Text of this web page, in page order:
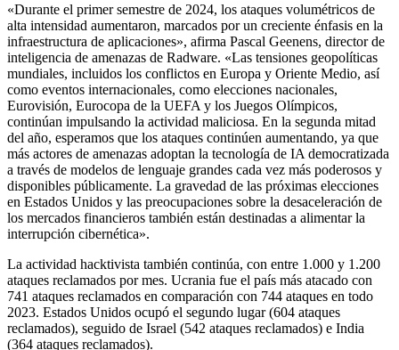
«Durante el primer semestre de 2024, los ataques volumétricos de
alta intensidad aumentaron, marcados por un creciente énfasis en la
infraestructura de aplicaciones», afirma Pascal Geenens, director de
inteligencia de amenazas de Radware. «Las tensiones geopolíticas
mundiales, incluidos los conflictos en Europa y Oriente Medio, así
como eventos internacionales, como elecciones nacionales,
Eurovisión, Eurocopa de la UEFA y los Juegos Olímpicos,
continúan impulsando la actividad maliciosa. En la segunda mitad
del año, esperamos que los ataques continúen aumentando, ya que
más actores de amenazas adoptan la tecnología de IA democratizada
a través de modelos de lenguaje grandes cada vez más poderosos y
disponibles públicamente. La gravedad de las próximas elecciones
en Estados Unidos y las preocupaciones sobre la desaceleración de
los mercados financieros también están destinadas a alimentar la
interrupción cibernética».
La actividad hacktivista también continúa, con entre 1.000 y 1.200
ataques reclamados por mes. Ucrania fue el país más atacado con
741 ataques reclamados en comparación con 744 ataques en todo
2023. Estados Unidos ocupó el segundo lugar (604 ataques
reclamados), seguido de Israel (542 ataques reclamados) e India
(364 ataques reclamados).